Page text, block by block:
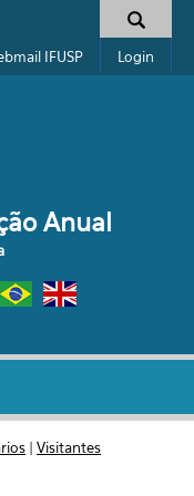
IFUSP Login
Anual
| Visitantes